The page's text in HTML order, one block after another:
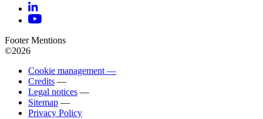
Footer Mentions
©2026
Cookie management —
Credits —
Legal notices —
Sitemap —
Privacy Policy